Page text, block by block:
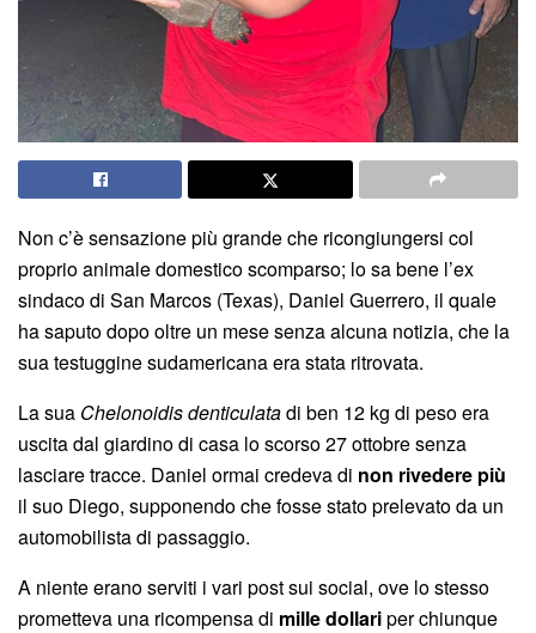
Non c’è sensazione più grande che ricongiungersi col
proprio animale domestico scomparso; lo sa bene l’ex
sindaco di San Marcos (Texas), Daniel Guerrero, il quale
ha saputo dopo oltre un mese senza alcuna notizia, che la
sua testuggine sudamericana era stata ritrovata.
La sua Chelonoidis denticulatadi ben 12 kg di peso era
uscita dal giardino di casa lo scorso 27 ottobre senza
lasciare tracce. Daniel ormai credeva di non rivedere più
il suo Diego, supponendo che fosse stato prelevato da un
automobilista di passaggio.
A niente erano serviti i vari post sui social, ove lo stesso
prometteva una ricompensa di mille dollariper chiunque